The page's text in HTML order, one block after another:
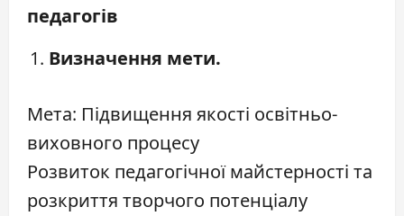
педагогів
Визначення мети.
Мета: Підвищення якості освітньо-
виховного процесу
Розвиток педагогічної майстерності та
розкриття творчого потенціалу